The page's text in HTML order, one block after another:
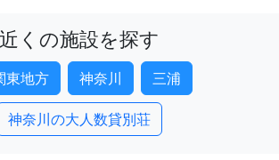
近くの施設を探す
東地方 神奈川 三浦
神奈川の大人数貸別荘